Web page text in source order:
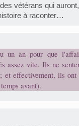
vétérans qui
à raconter…
un an pour que
assez vite. Ils ne
et effectivement, ils
avant).